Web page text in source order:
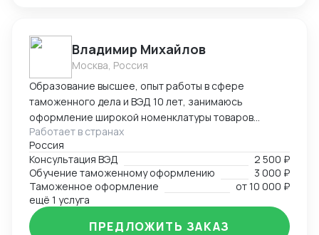
Владимир Михайлов
Москва, Россия
Образование высшее, опыт работы в сфере
таможенного дела и ВЭД 10 лет, занимаюсь
оформление широкой номенклатуры товаров
(полный цикл ТО), консультированием,
организацией международных перевозок,
организацией всех операционных процессов
связанных с импортно-экспортной деятельностью в
организациях. Свободно владею английским языком.
Также выполню прочие интересные проекты.
Работает в странах
Россия
Консультация ВЭД
2 500 ₽
Обучение таможенному оформлению
3 000 ₽
Таможенное оформление
от10 000 ₽
ещё 1 услуга
ПРЕДЛОЖИТЬ ЗАКАЗ